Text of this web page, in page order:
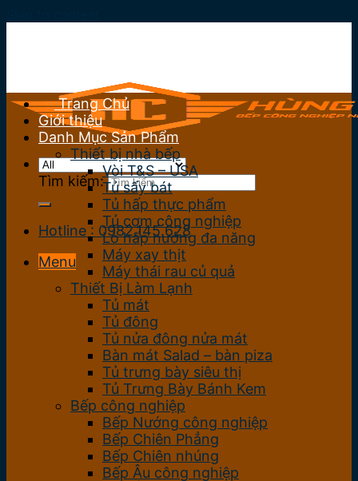
Tìm kiếm:
Hotline : 0982.145.628
Menu
Trang Chủ
Giới thiệu
Danh Mục Sản Phẩm
Thiết bị nhà bếp
Vòi T&S – USA
Tủ sấy bát
Tủ hấp thực phẩm
Tủ cơm công nghiệp
Lò hấp nướng đa năng
Máy xay thịt
Máy thái rau củ quả
Thiết Bị Làm Lạnh
Tủ mát
Tủ đông
Tủ nửa đông nửa mát
Bàn mát Salad – bàn piza
Tủ trưng bày siêu thị
Tủ Trưng Bày Bánh Kem
Bếp công nghiệp
Bếp Nướng công nghiệp
Bếp Chiên Phẳng
Bếp Chiên nhúng
Bếp Âu công nghiệp